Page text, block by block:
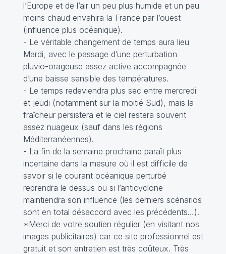
l’Europe et de l’air un peu plus humide et un peu
moins chaud envahira la France par l’ouest
(influence plus océanique).
- Le véritable changement de temps aura lieu
Mardi, avec le passage d’une perturbation
pluvio-orageuse assez active accompagnée
d’une baisse sensible des températures.
- Le temps redeviendra plus sec entre mercredi
et jeudi (notamment sur la moitié Sud), mais la
fraîcheur persistera et le ciel restera souvent
assez nuageux (sauf dans les régions
Méditerranéennes).
- La fin de la semaine prochaine paraît plus
incertaine dans la mesure où il est difficile de
savoir si le courant océanique perturbé
reprendra le dessus ou si l’anticyclone
maintiendra son influence (les derniers scénarios
sont en total désaccord avec les précédents…).
*Merci de votre soutien régulier (en visitant nos
images publicitaires) car ce site professionnel est
gratuit et son entretien est très coûteux. Très